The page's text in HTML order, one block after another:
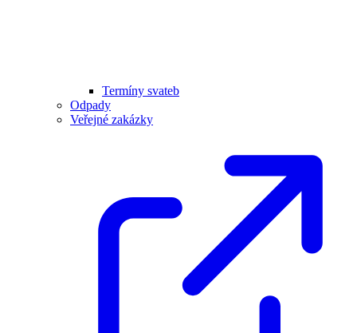
Termíny svateb
Odpady
Veřejné zakázky